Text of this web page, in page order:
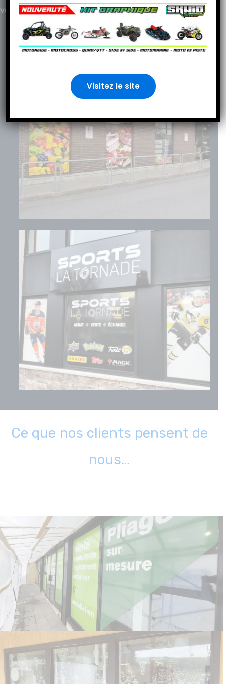
votre budget.
Faire Une Soumission En Ligne
Ce que nos clients pensent de
nous…
Visitez le site